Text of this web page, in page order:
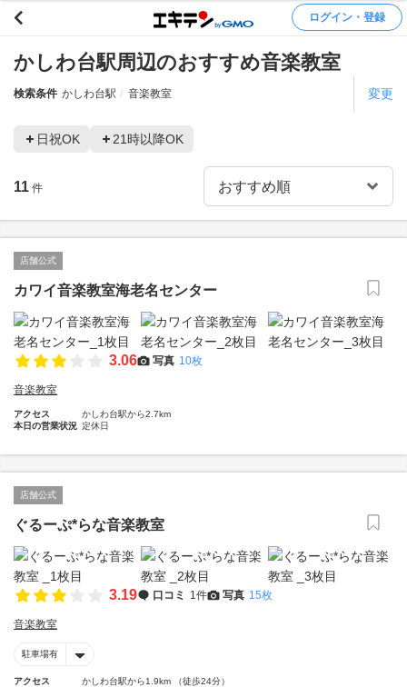
ログイン・登録
かしわ台駅周辺のおすすめ音楽教室
検索条件 かしわ台駅 音楽教室 変更
日祝OK 21時以降OK
11 件
店舗公式
カワイ音楽教室海老名センター
3.06 写真 10枚
音楽教室
アクセス
かしわ台駅から2.7km
本日の営業状況 定休日
店舗公式
ぐるーぷ*らな音楽教室
3.19 口コミ 1件 写真 15枚
音楽教室
駐車場有
アクセス かしわ台駅から1.9km （徒歩24分）